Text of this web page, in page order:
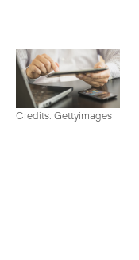
Credits: Gettyimages